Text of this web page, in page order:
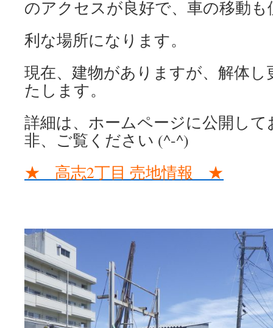
のアクセスが良好で、車の移動も
利な場所になります。
現在、建物がありますが、解体
たします。
詳細は、ホームページに公開し
非、ご覧ください (^-^)
★ 高志2丁目 売地情報 ★